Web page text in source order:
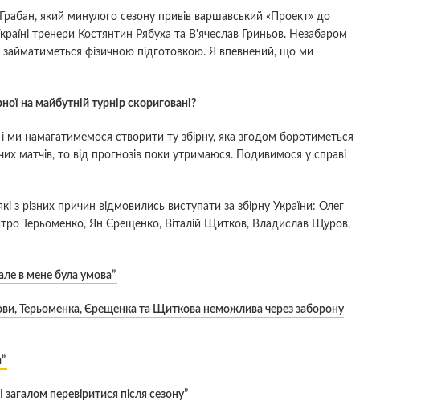
який минулого сезону привів варшавський «Проект» до
тренери Костянтин Рябуха та В'ячеслав Гриньов. Незабаром
займатиметься фізичною підготовкою. Я впевнений, що ми
на майбутній турнір скориговані?
ми намагатимемося створити ту збірну, яка згодом боротиметься
матчів, то від прогнозів поки утримаюся. Подивимося у справі
з різних причин відмовились виступати за збірну України: Олег
Терьоменко, Ян Єрещенко, Віталій Щитков, Владислав Щуров,
в мене була умова”
Терьоменка, Єрещенка та Щиткова неможлива через заборону
перевіритися після сезону”